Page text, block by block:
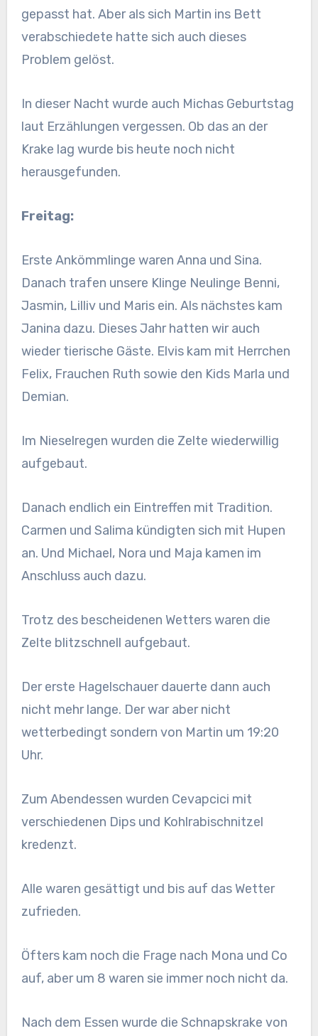
gepasst hat. Aber als sich Martin ins Bett
verabschiedete hatte sich auch dieses
Problem gelöst.
In dieser Nacht wurde auch Michas Geburtstag
laut Erzählungen vergessen. Ob das an der
Krake lag wurde bis heute noch nicht
herausgefunden.
Freitag:
Erste Ankömmlinge waren Anna und Sina.
Danach trafen unsere Klinge Neulinge Benni,
Jasmin, Lilliv und Maris ein. Als nächstes kam
Janina dazu. Dieses Jahr hatten wir auch
wieder tierische Gäste. Elvis kam mit Herrchen
Felix, Frauchen Ruth sowie den Kids Marla und
Demian.
Im Nieselregen wurden die Zelte wiederwillig
aufgebaut.
Danach endlich ein Eintreffen mit Tradition.
Carmen und Salima kündigten sich mit Hupen
an. Und Michael, Nora und Maja kamen im
Anschluss auch dazu.
Trotz des bescheidenen Wetters waren die
Zelte blitzschnell aufgebaut.
Der erste Hagelschauer dauerte dann auch
nicht mehr lange. Der war aber nicht
wetterbedingt sondern von Martin um 19:20
Uhr.
Zum Abendessen wurden Cevapcici mit
verschiedenen Dips und Kohlrabischnitzel
kredenzt.
Alle waren gesättigt und bis auf das Wetter
zufrieden.
Öfters kam noch die Frage nach Mona und Co
auf, aber um 8 waren sie immer noch nicht da.
Nach dem Essen wurde die Schnapskrake von